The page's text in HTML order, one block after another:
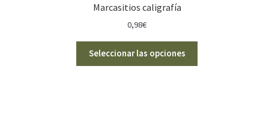
Marcasitios caligrafía
0,98€
Seleccionar las opciones